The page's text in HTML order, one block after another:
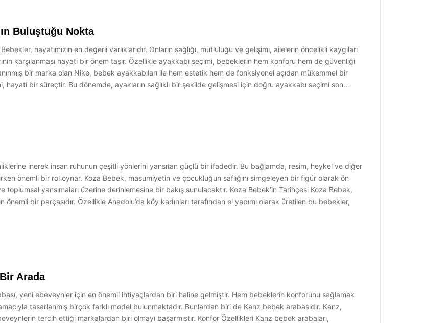
Buluştuğu Nokta
hayatımızın en değerli varlıklarıdır. Onların sağlığı, mutluluğu ve gelişimi, ailelerin öncelikli kaygıları
karşılanması hayati bir önem taşır. Özellikle ayakkabı seçimi, bebeklerin hem konforu hem de güvenliği
bir marka olan Nike, bebek ayakkabıları ile hem estetik hem de fonksiyonel açıdan mükemmel bir
bir süreçtir. Bu dönemde, ayakların sağlıklı bir şekilde gelişmesi için doğru ayakkabı seçimi son…
inerek insan ruhunun çeşitli yönlerini yansıtan güçlü bir ifadedir. Bu bağlamda, resim, heykel ve diğer
önemli bir rol oynar. Koza Bebek, masumiyetin ve çocukluğun saflığını simgeleyen bir figür olarak ön
toplumsal yansımaları üzerine derinlemesine bir bakış sunulacaktır. Koza Bebek’in Tarihçesi Koza Bebek,
önemli bir parçasıdır. Özellikle Anadolu’da köy kadınları tarafından el yapımı olarak üretilen bu bebekler,
Arada
yeni ebeveynler için en önemli ihtiyaçlardan biri haline gelmiştir. Hem bebeklerin konforunu sağlamak
tasarlanmış birçok farklı model bulunmaktadır. Bunlardan biri de Kanz bebek arabasıdır. Kanz,
tercih ettiği markalardan biri olmayı başarmıştır. Konfor Özellikleri Kanz bebek arabaları,